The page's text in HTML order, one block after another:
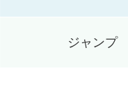
ジャンプ